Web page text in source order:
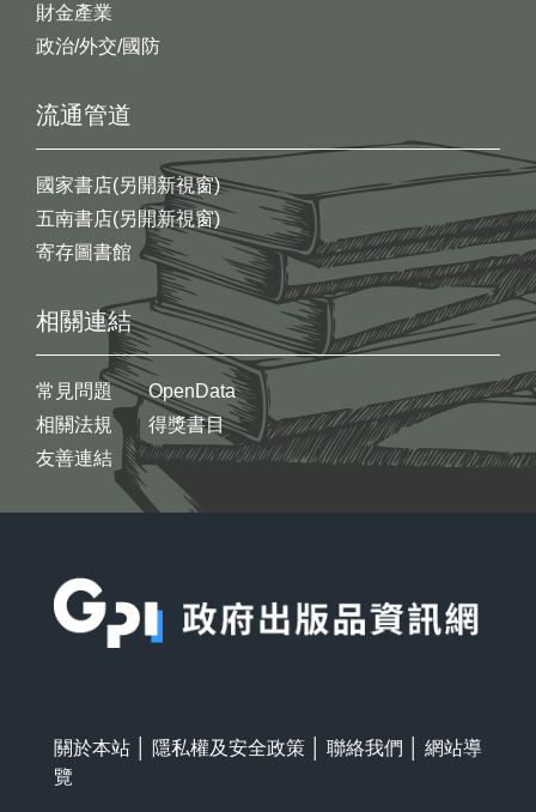
財金產業
政治/外交/國防
流通管道
國家書店(另開新視窗)
五南書店(另開新視窗)
寄存圖書館
相關連結
常見問題
相關法規
友善連結
OpenData
得獎書目
關於本站 隱私權及安全政策 聯絡我們
網站導
覽